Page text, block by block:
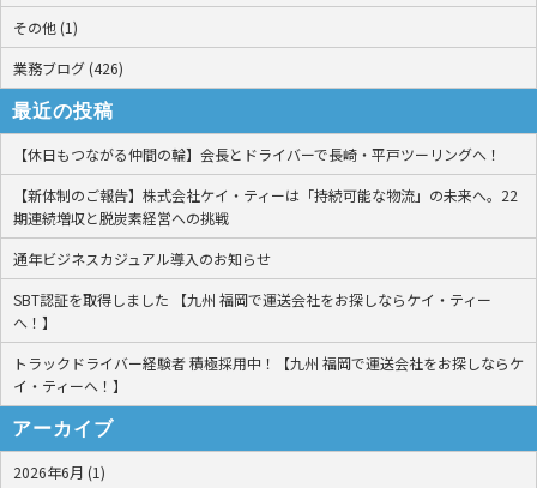
その他 (1)
業務ブログ (426)
最近の投稿
【休日もつながる仲間の輪】会長とドライバーで長崎・平戸ツーリングへ！
【新体制のご報告】株式会社ケイ・ティーは「持続可能な物流」の未来へ。22
期連続増収と脱炭素経営への挑戦
通年ビジネスカジュアル導入のお知らせ
SBT認証を取得しました 【九州 福岡で運送会社をお探しならケイ・ティー
へ！】
トラックドライバー経験者 積極採用中！【九州 福岡で運送会社をお探しならケ
イ・ティーへ！】
アーカイブ
2026年6月 (1)